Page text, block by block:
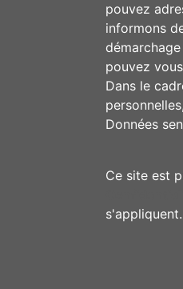
pouvez
informons
pouvez
Dans le
Données
Ce site est
s'appliquent.